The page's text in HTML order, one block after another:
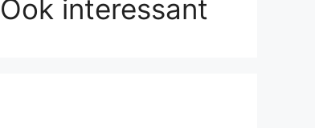
Ook interessant